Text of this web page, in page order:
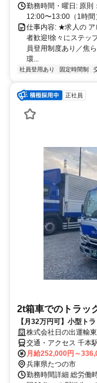
勤務時間・曜日: 原則
12:00〜13:00（1時
仕事内容: ★求人の
者歓迎!徐々にステッ
員登用制度あり／焦
環...
社員登用あり 固定時間制
正社員
2t箱車でのトラッ
【月32万円可】小型ト
株式会社日の出運輸
交通・アクセス 千本
月給252,000円～
兵庫県たつの市
勤務時間詳細 総労働